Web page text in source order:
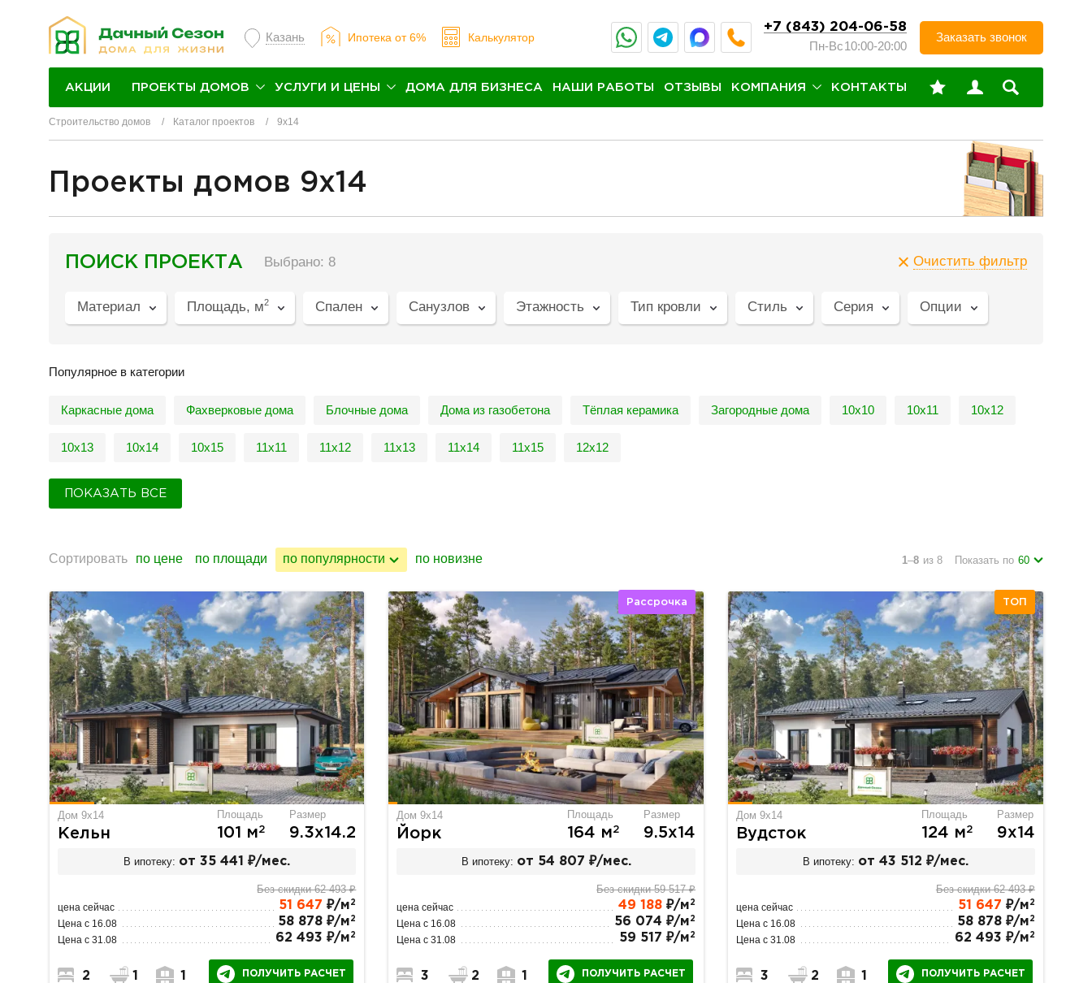
Казань Ипотека от 6% Калькулятор
+7 (843) 204-06-58
Пн-Вс10:00-20:00
Заказать звонок
АКЦИИ ПРОЕКТЫ ДОМОВ УСЛУГИ И ЦЕНЫ ДОМА ДЛЯ БИЗНЕСА НАШИ РАБОТЫ ОТЗЫВЫ КОМПАНИЯ КОНТАКТЫ
Строительство домов Каталог проектов 9х14
Проекты домов 9x14
ПОИСК ПРОЕКТА Выбрано: 8 Очистить фильтр
Материал Площадь, м2 Спален Санузлов Этажность Тип кровли Стиль Серия Опции
Популярное в категории
Каркасные дома Фахверковые дома Блочные дома Дома из газобетона Тёплая керамика Загородные дома 10х10 10х11 10х12
10х13 10х14 10х15 11х11 11х12 11х13 11х14 11х15 12х12
ПОКАЗАТЬ ВСЕ
Сортировать по цене по площади по популярности по новизне 1–8 из 8 Показать по 60
Дом 9х14
Кельн
Площадь
101 м2
Размер
9.3х14.2
В ипотеку: от 35 441 ₽/мес.
Без скидки 62 493 ₽
цена сейчас 51 647 ₽/м 2
Цена с 16.08 58 878 ₽/м 2
Цена с 31.08 62 493 ₽/м 2
2 1 1 ПОЛУЧИТЬ РАСЧЕТ
Рассрочка
Дом 9х14
Йорк
Площадь
164 м2
Размер
9.5х14
В ипотеку: от 54 807 ₽/мес.
Без скидки 59 517 ₽
цена сейчас 49 188 ₽/м 2
Цена с 16.08 56 074 ₽/м 2
Цена с 31.08 59 517 ₽/м 2
3 2 1 ПОЛУЧИТЬ РАСЧЕТ
ТОП
Дом 9х14
Вудсток
Площадь
124 м2
Размер
9х14
В ипотеку: от 43 512 ₽/мес.
Без скидки 62 493 ₽
цена сейчас 51 647 ₽/м 2
Цена с 16.08 58 878 ₽/м 2
Цена с 31.08 62 493 ₽/м 2
3 2 1 ПОЛУЧИТЬ РАСЧЕТ